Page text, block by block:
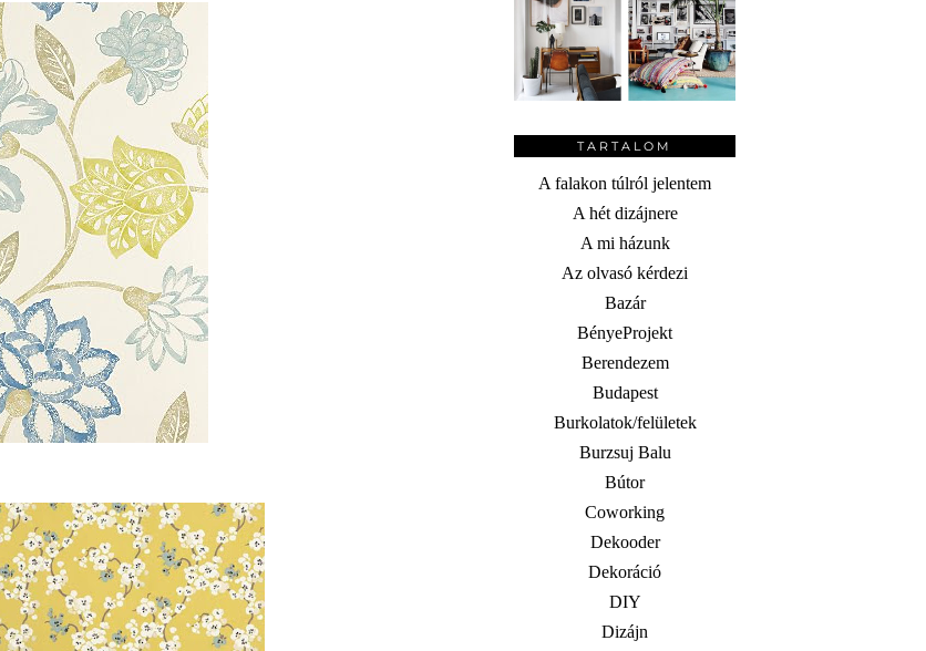
TARTALOM
A falakon túlról jelentem
A hét dizájnere
A mi házunk
Az olvasó kérdezi
Bazár
BényeProjekt
Berendezem
Budapest
Burkolatok/felületek
Burzsuj Balu
Bútor
Coworking
Dekooder
Dekoráció
DIY
Dizájn